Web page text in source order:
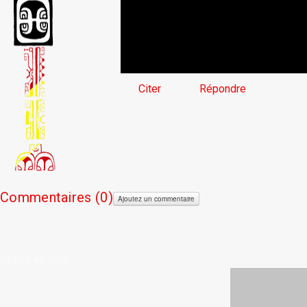
Citer Répondre
Commentaires (0) Ajoutez un commentaire